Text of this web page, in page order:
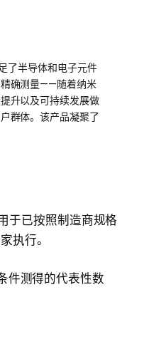
了半导体和电子元件
精确测量——随着纳米
升以及可持续发展做
群体。该产品凝聚了
于已按照制造商规格
执行。
件测得的代表性数